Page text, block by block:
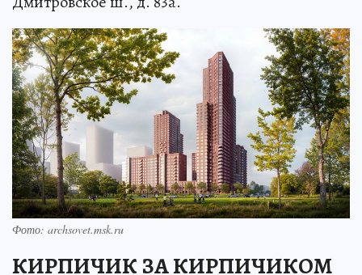
Фото: archsovet.msk.ru
КИРПИЧИК ЗА КИРПИЧИКОМ